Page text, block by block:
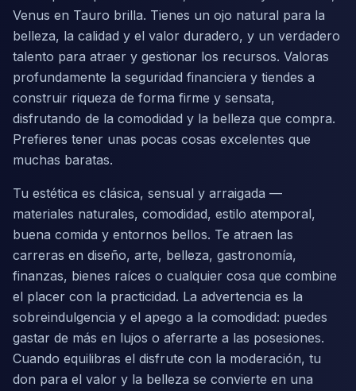
Venus en Tauro brilla. Tienes un ojo natural para la
belleza, la calidad y el valor duradero, y un verdadero
talento para atraer y gestionar los recursos. Valoras
profundamente la seguridad financiera y tiendes a
construir riqueza de forma firme y sensata,
disfrutando de la comodidad y la belleza que compra.
Prefieres tener unas pocas cosas excelentes que
muchas baratas.
Tu estética es clásica, sensual y arraigada —
materiales naturales, comodidad, estilo atemporal,
buena comida y entornos bellos. Te atraen las
carreras en diseño, arte, belleza, gastronomía,
finanzas, bienes raíces o cualquier cosa que combine
el placer con la practicidad. La advertencia es la
sobreindulgencia y el apego a la comodidad: puedes
gastar de más en lujos o aferrarte a las posesiones.
Cuando equilibras el disfrute con la moderación, tu
don para el valor y la belleza se convierte en una